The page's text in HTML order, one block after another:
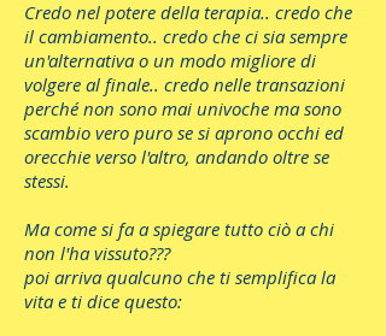
Credo nel potere della terapia.. credo che
il cambiamento.. credo che ci sia sempre
un'alternativa o un modo migliore di
volgere al finale.. credo nelle transazioni
perché non sono mai univoche ma sono
scambio vero puro se si aprono occhi ed
orecchie verso l'altro, andando oltre se
stessi.
Ma come si fa a spiegare tutto ciò a chi
non l'ha vissuto???
poi arriva qualcuno che ti semplifica la
vita e ti dice questo: